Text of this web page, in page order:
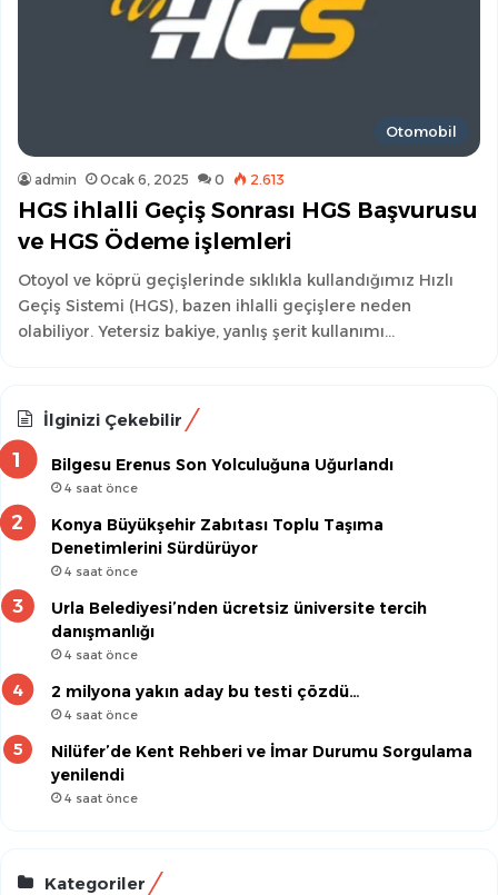
Otomobil
admin Ocak 6, 2025 0 2.613
HGS ihlalli Geçiş Sonrası HGS Başvurusu
ve HGS Ödeme işlemleri
Otoyol ve köprü geçişlerinde sıklıkla kullandığımız Hızlı
Geçiş Sistemi (HGS), bazen ihlalli geçişlere neden
olabiliyor. Yetersiz bakiye, yanlış şerit kullanımı…
İlginizi Çekebilir
Bilgesu Erenus Son Yolculuğuna Uğurlandı
4 saat önce
Konya Büyükşehir Zabıtası Toplu Taşıma
Denetimlerini Sürdürüyor
4 saat önce
Urla Belediyesi’nden ücretsiz üniversite tercih
danışmanlığı
4 saat önce
2 milyona yakın aday bu testi çözdü…
4 saat önce
Nilüfer’de Kent Rehberi ve İmar Durumu Sorgulama
yenilendi
4 saat önce
Kategoriler